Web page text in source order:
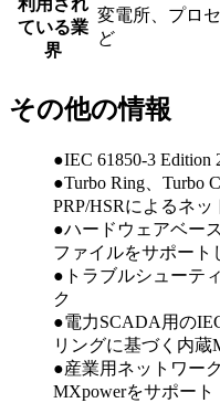
ている業
界
変電所、プロ
ど
その他の情報
●IEC 61850-3
●Turbo Ring、Turbo
PRP/HSRによるネ
●ハードウェアベー
ファイルをサポート
●トラブルシューテ
ク
●電力SCADA用の
リングに基づく内蔵
●産業用ネットワー
MXpowerをサポート